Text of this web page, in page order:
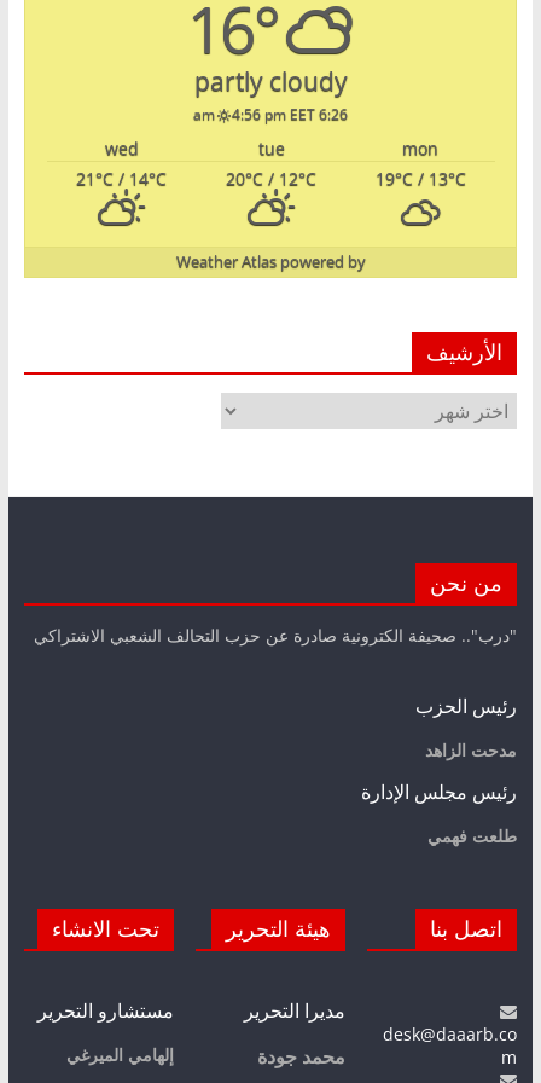
16°
partly cloudy
6:26 am
4:56 pm EET
mon
tue
wed
19°C/ 13°C
20°C / 12°C
21°C / 14°C
powered by
Weather Atlas
الأرشيف
الأرشيف
من نحن
"درب".. صحيفة الكترونية صادرة عن حزب التحالف الشعبي الاشتراكي
رئيس الحزب
مدحت الزاهد
رئيس مجلس الإدارة
طلعت فهمي
اتصل بنا
desk@daaarb.co
m
هيئة التحرير
مديرا التحرير
محمد جودة
تحت الانشاء
مستشارو التحرير
إلهامي الميرغي